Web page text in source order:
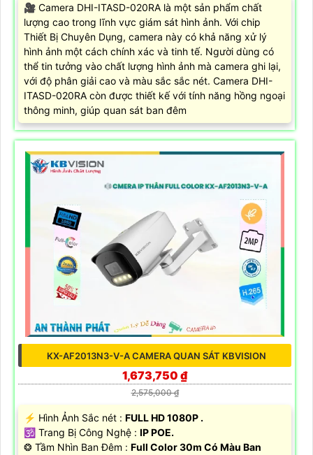
🎥 Camera DHI-ITASD-020RA là một sản phẩm chất
lượng cao trong lĩnh vực giám sát hình ảnh. Với chip
Thiết Bị Chuyên Dụng, camera này có khả năng xử lý
hình ảnh một cách chính xác và tinh tế. Người dùng có
thể tin tưởng vào chất lượng hình ảnh mà camera ghi lại,
với độ phân giải cao và màu sắc sắc nét. Camera DHI-
ITASD-020RA còn được thiết kế với tính năng hồng ngoại
thông minh, giúp quan sát ban đêm
KX-AF2013N3-V-A CAMERA QUAN SÁT KBVISION
1,673,750 ₫
2,575,000 ₫
️⚡ Hình Ảnh Sắc nét : FULL HD 1080P .
🕉️ Trang Bị Công Nghệ : IP POE.
❂ Tầm Nhìn Ban Đêm : Full Color 30m Có Màu Ban